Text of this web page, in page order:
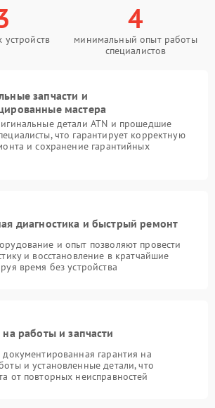
4
минимальный опыт работы
специалистов
запчасти и
мастера
детали ATN и прошедшие
что гарантирует корректную
и сохранение гарантийных
диагностика и быстрый ремонт
и опыт позволяют провести
и восстановление в кратчайшие
время без устройства
на работы и запчасти
документированная гарантия на
и установленные детали, что
от повторных неисправностей